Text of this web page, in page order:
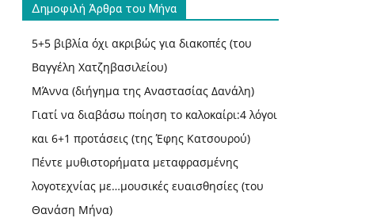
Δημοφιλή Άρθρα του Μήνα
5+5 βιβλία όχι ακριβώς για διακοπές (του
Βαγγέλη Χατζηβασιλείου)
ΜΆννα (διήγημα της Αναστασίας Δανάλη)
Γιατί να διαβάσω ποίηση το καλοκαίρι:4 λόγοι
και 6+1 προτάσεις (της Έφης Κατσουρού)
Πέντε μυθιστορήματα μεταφρασμένης
λογοτεχνίας με…μουσικές ευαισθησίες (του
Θανάση Μήνα)